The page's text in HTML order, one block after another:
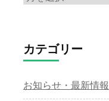
イ
ブ
カテゴリー
お知らせ・最新情報